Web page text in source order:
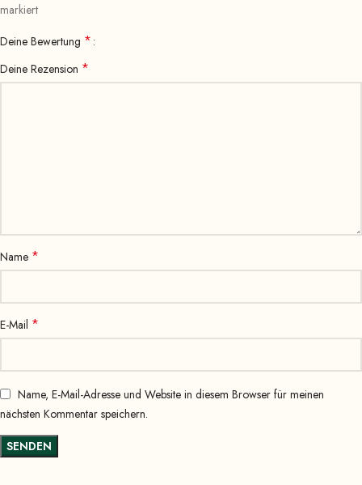
markiert
Deine Bewertung *
Deine Rezension *
Name *
E-Mail *
Name, E-Mail-Adresse und Website in diesem Browser für meinen
nächsten Kommentar speichern.